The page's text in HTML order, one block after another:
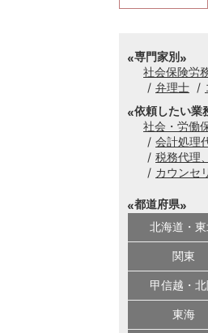
専門家別
社会保険労
弁理士
依頼したい業
社会・労働
会計処理
税務代理
カウンセ
都道府県
北海道・
関東
甲信越・
東海